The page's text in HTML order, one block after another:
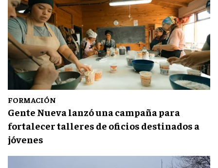
FORMACIÓN
Gente Nueva lanzó una campaña para
fortalecer talleres de oficios destinados a
jóvenes